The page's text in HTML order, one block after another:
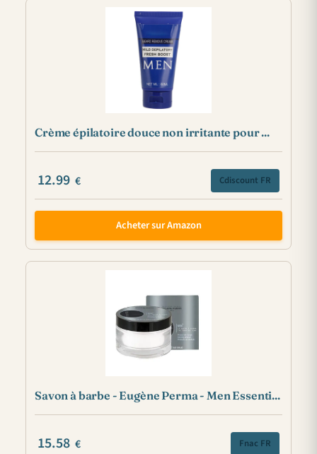
Crème épilatoire douce non irritante pour ...
12.99 € Cdiscount FR
Acheter sur Amazon
Savon à barbe - Eugène Perma - Men Essenti...
15.58 € Fnac FR